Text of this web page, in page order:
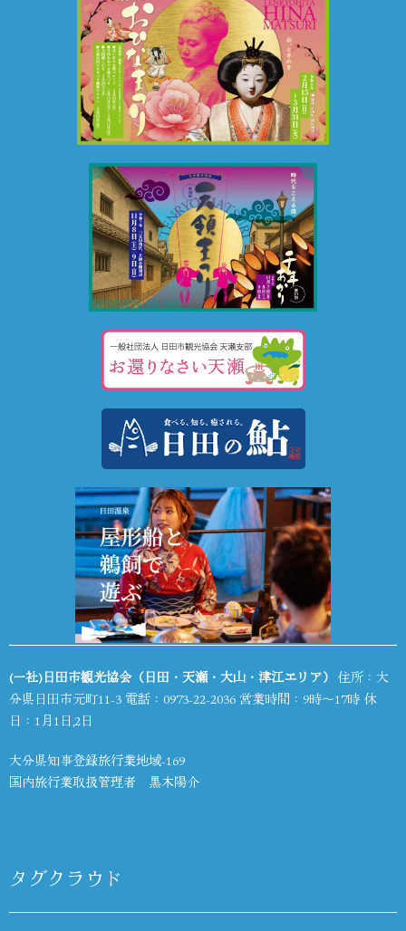
(一社)日田市観光協会（日田・天瀬・大山・津江エリア） 住所：大
分県日田市元町11-3 電話： 0973-22-2036 営業時間：9時～17時 休
日：1月1日,2日
大分県知事登録旅行業地域-169
国内旅行業取扱管理者 黒木陽介
タグクラウド